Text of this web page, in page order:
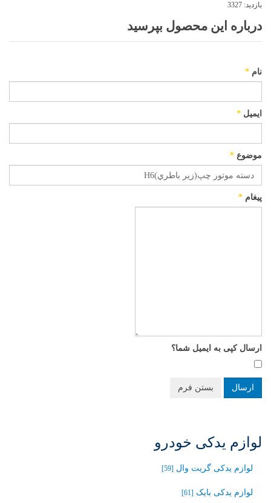
بازدید: 3327
درباره این محصول بپرسید
نام *
ایمیل *
موضوع *
پیغام *
ارسال کپی به ایمیل شما؟
ارسال بستن فرم
لوازم یدکی خودرو
لوازم یدکی گریت وال [59]
لوازم یدکی بایک [61]